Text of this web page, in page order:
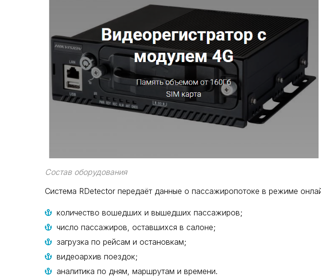
Состав оборудования
Система RDetector передаёт данные о пассажиропотоке в режиме
количество вошедших и вышедших пассажиров;
число пассажиров, оставшихся в салоне;
загрузка по рейсам и остановкам;
видеоархив поездок;
аналитика по дням, маршрутам и времени.